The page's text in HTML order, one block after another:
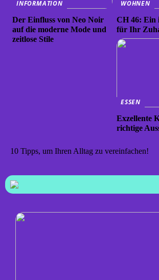
INFORMATION
Der Einfluss von Neo Noir
auf die moderne Mode und
zeitlose Stile
WOHNEN
CH 46: Ein
für Ihr
ESSEN
Exzellente
richtige
10 Tipps, um Ihren Alltag zu vereinfachen!